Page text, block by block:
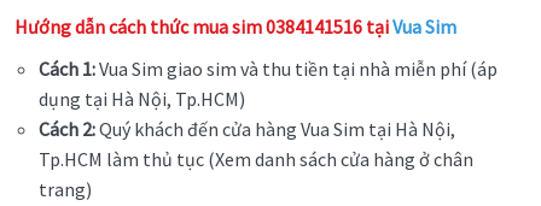
Hướng dẫn cách thức mua sim 0384141516 tạiVua Sim
Cách 1:Vua Sim giao sim và thu tiền tại nhà miễn phí (áp
dụng tại Hà Nội, Tp.HCM)
Cách 2:Quý khách đến cửa hàng Vua Sim tại Hà Nội,
Tp.HCM làm thủ tục (Xem danh sách cửa hàng ở chân
trang)